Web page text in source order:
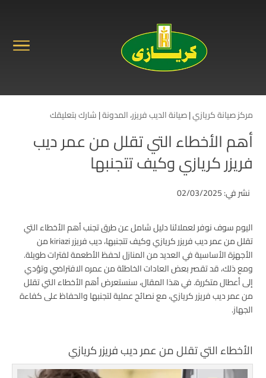
مركز صيانة كريازي|صيانة الديب فريزر،المدونة|شارك بتعليقك
أهم الأخطاء التي تقلل من عمر ديب
فريزر كريازي وكيف تتجنبها
نشر في: 02/03/2025
اليوم سوف نوفر لعملائنا دليل شامل عن طرق تجنب أهم الأخطاء التي
تقلل من عمر ديب فريزر كريازي وكيف تتجنبها، ديب فريزر kiriazi من
الأجهزة الأساسية في العديد من المنازل لحفظ الأطعمة لفترات طويلة.
ومع ذلك، قد تقصر بعض العادات الخاطئة من عمره الافتراضي وتؤدي
إلى أعطال متكررة. في هذا المقال، سنستعرض أهم الأخطاء التي تقلل
من عمر ديب فريزر كريازي، مع نصائح عملية لتجنبها والحفاظ على كفاءة
الجهاز.
الأخطاء التي تقلل من عمر ديب فريزر كريازي